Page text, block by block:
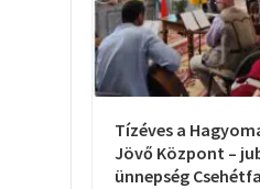
Tízéves a
Jövő Központ –
ünnepség